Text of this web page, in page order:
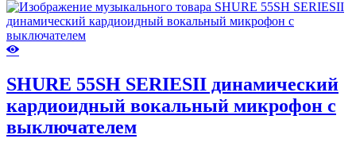
SHURE 55SH SERIESII динамический
кардиоидный вокальный микрофон с
выключателем